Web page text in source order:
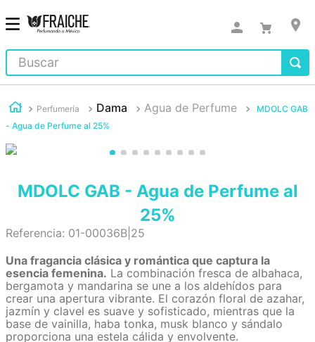
Buscar
Perfumería Dama Agua de Perfume
MDOLC GAB
- Agua de Perfume al 25%
MDOLC GAB - Agua de Perfume al
25%
Referencia: 01-00036B|25
Una fragancia clásica y romántica que captura la
esencia femenina. La combinación fresca de albahaca,
bergamota y mandarina se une a los aldehídos para
crear una apertura vibrante. El corazón floral de azahar,
jazmín y clavel es suave y sofisticado, mientras que la
base de vainilla, haba tonka, musk blanco y sándalo
proporciona una estela cálida y envolvente.